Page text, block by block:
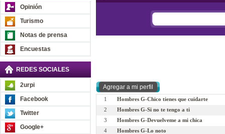
Opinión
Turismo
Notas de prensa
Encuestas
REDES SOCIALES
2urpi
Facebook
Twitter
Google+
1
Hombres G-Chico tienes que cuidarte
2
Hombres G-Si no te tengo a ti
3
Hombres G-Devuelveme a mi chica
4
Hombres G-Lo noto